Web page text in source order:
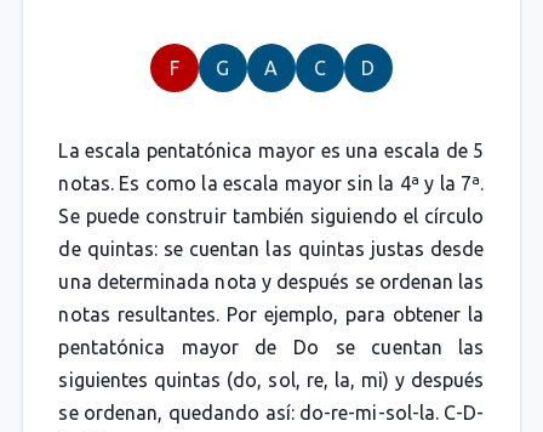
F G A C D
La escala pentatónica mayor es una escala de 5
notas. Es como la escala mayor sin la 4ª y la 7ª.
Se puede construir también siguiendo el círculo
de quintas: se cuentan las quintas justas desde
una determinada nota y después se ordenan las
notas resultantes. Por ejemplo, para obtener la
pentatónica mayor de Do se cuentan las
siguientes quintas (do, sol, re, la, mi) y después
se ordenan, quedando así: do-re-mi-sol-la. C-D-